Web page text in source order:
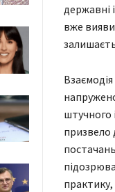
державні
вже
штучного
призвело
практику,